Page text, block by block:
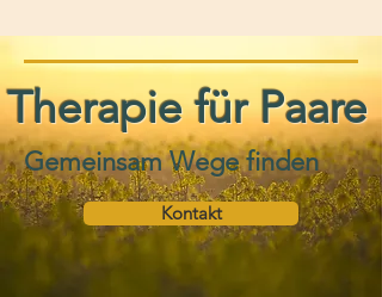
Therapie für Paare
Gemeinsam Wege finden
Kontakt